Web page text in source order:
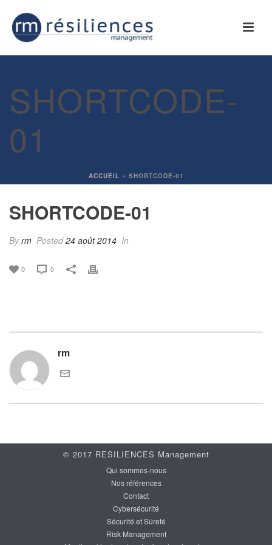
SHORTCODE-
01
ACCUEIL » SHORTCODE-01
SHORTCODE-01
Byrm Posted24 août 2014 In
0 0
rm
© 2017 RESILIENCES Management
Qui sommes-nous
Nos références
Contact
Cybersécurité
Sécurité et Sûreté
Risk Management